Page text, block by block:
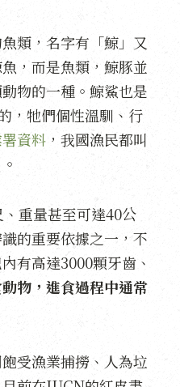
類，名字有「鯨」又
，而是魚類，鯨豚並
物的一種。鯨鯊也是
，牠們個性溫馴、行
資料 ，我國漁民都叫
重量甚至可達40公
的重要依據之一，不
有高達3000顆牙齒、
物，進食過程中通常
受漁業捕撈、人為垃